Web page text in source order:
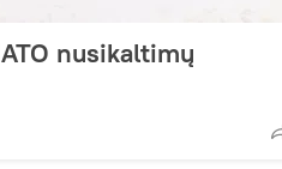
nusikaltimų